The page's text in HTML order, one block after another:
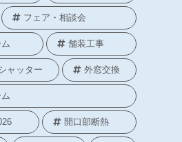
フェア・相談会
舗装工事
ャッター 外窓交換
開口部断熱